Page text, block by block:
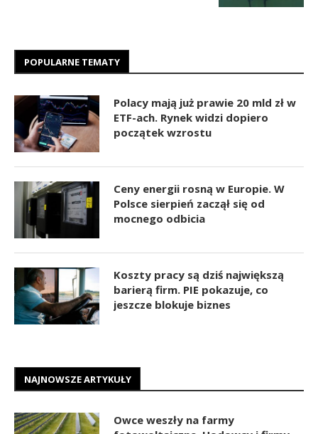
POPULARNE TEMATY
Polacy mają już prawie 20 mld zł w
ETF-ach. Rynek widzi dopiero
początek wzrostu
Ceny energii rosną w Europie. W
Polsce sierpień zaczął się od
mocnego odbicia
Koszty pracy są dziś największą
barierą firm. PIE pokazuje, co
jeszcze blokuje biznes
NAJNOWSZE ARTYKUŁY
Owce weszły na farmy